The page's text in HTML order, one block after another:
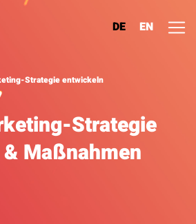
DE EN
Strategie entwickeln
Strategie
Maßnahmen